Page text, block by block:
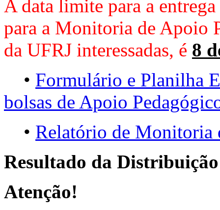
A data limite para a
para a Monitoria de Apoio
da UFRJ interessadas, é 8
• Formulário e Planilha
bolsas de Apoio
• Relatório de Monitoria
Resultado da
Atenção!